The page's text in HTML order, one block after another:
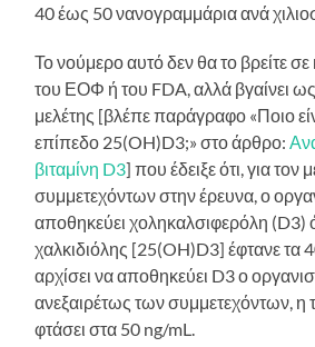
40 έως 50 νανογραμμάρια ανά
Το νούμερο αυτό δεν θα το βρείτε
του ΕΟΦ ή του FDA, αλλά βγαίνει
μελέτης [βλέπε παράγραφο «Ποιο
επίπεδο 25(OH)D3;» στο άρθρο:
βιταμίνη D3] που έδειξε ότι, για
συμμετεχόντων στην έρευνα, ο
αποθηκεύει χοληκαλσιφερόλη (D3)
χαλκιδιόλης [25(OH)D3] έφτανε τα
αρχίσει να αποθηκεύει D3 ο
ανεξαιρέτως των συμμετεχόντων, η
φτάσει στα 50 ng/mL.